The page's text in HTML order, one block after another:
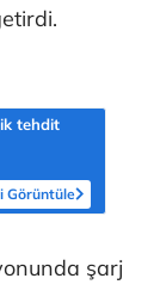
tehdit
Görüntüle
şarj